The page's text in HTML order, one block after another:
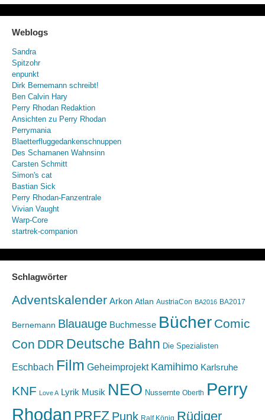
Weblogs
Sandra
Spitzohr
enpunkt
Dirk Bernemann schreibt!
Ben Calvin Hary
Perry Rhodan Redaktion
Ansichten zu Perry Rhodan
Perrymania
Blaetterfluggedankenschnuppen
Des Schamanen Wahnsinn
Carsten Schmitt
Simon's cat
Bastian Sick
Perry Rhodan-Fanzentrale
Vivian Vaught
Warp-Core
startrek-companion
Schlagwörter
Adventskalender Arkon Atlan AustriaCon BA2016 BA2017
Bernemann Blauauge Buchmesse Bücher Comic
Con DDR Deutsche Bahn Die Spezialisten
Eschbach Film Geheimprojekt Kamihimo Karlsruhe
KNF Love A Lyrik Musik NEO Nussernte Oberth Perry
Rhodan PRFZ Punk Ralf König Rüdiger